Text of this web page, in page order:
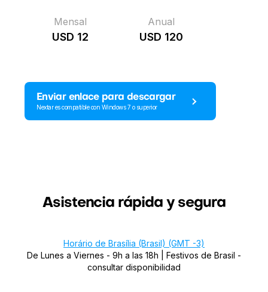
Mensal
USD 12
Anual
USD 120
Enviar enlace para descargar
Nextar es compatible con Windows 7 o superior
Asistencia rápida y segura
Horário de Brasília (Brasil) (GMT -3)
De Lunes a Viernes - 9h a las 18h | Festivos de Brasil -
consultar disponibilidad